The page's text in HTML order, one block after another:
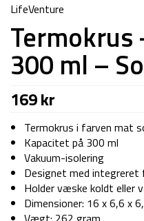
LifeVenture
300 ml –
169kr
Termokrus i farven mat
Kapacitet på 300 ml
Vakuum-isolering
Designet med integreret
Holder væske koldt eller
Dimensioner: 16 x 6,6 x